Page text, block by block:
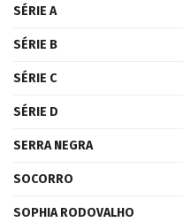
SÉRIE A
SÉRIE B
SÉRIE C
SÉRIE D
SERRA NEGRA
SOCORRO
SOPHIA RODOVALHO